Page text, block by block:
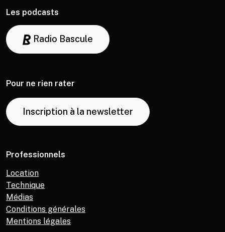
Les podcasts
Radio Bascule
Pour ne rien rater
Inscription à la newsletter
Professionnels
Location
Technique
Médias
Conditions générales
Mentions légales